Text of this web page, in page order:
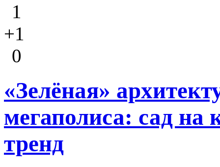
1
+1
0
«Зелёная»
мегаполиса: сад
тренд